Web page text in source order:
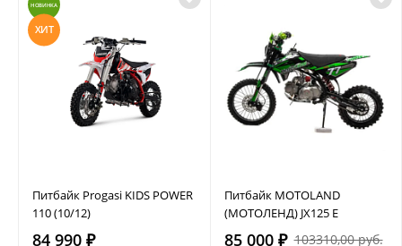
НОВИНКА
ХИТ
Питбайк Progasi KIDS POWER
110 (10/12)
84 990 ₽
Питбайк MOTOLAND
(МОТОЛЕНД) JX125 E
85 000 ₽ 103310,00 руб.